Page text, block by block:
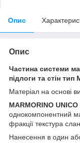
Опис
Опис
Частина системи
підлоги та стін тип
Матеріал на основі
MARMORINO UNICO
однокомпонентний
фракції текстура
Нанесення в один